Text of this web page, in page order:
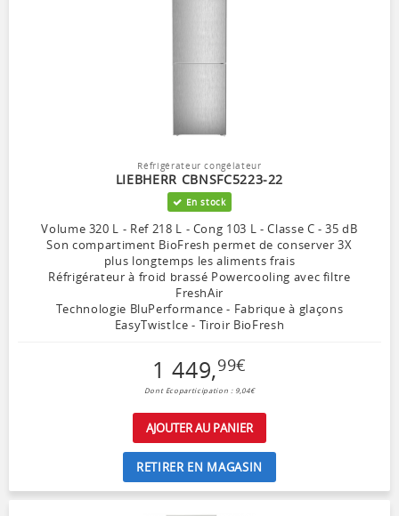
Réfrigérateur congélateur
LIEBHERR CBNSFC5223-22
En stock
Volume 320 L - Ref 218 L - Cong 103 L - Classe C - 35 dB
Son compartiment BioFresh permet de conserver 3X
plus longtemps les aliments frais
Réfrigérateur à froid brassé Powercooling avec filtre
FreshAir
Technologie BluPerformance - Fabrique à glaçons
EasyTwistIce - Tiroir BioFresh
1 449,99€
Dont Ecoparticipation : 9,04€
AJOUTER AU PANIER
RETIRER EN MAGASIN